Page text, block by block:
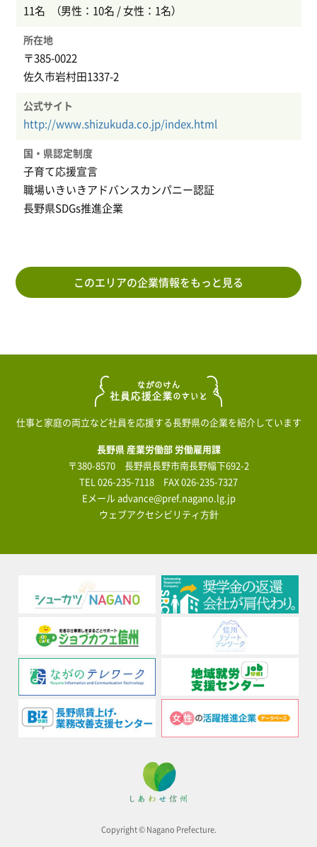
11名 （男性：10名 / 女性：1名）
所在地
〒385-0022
佐久市岩村田1337-2
公式サイト
http://www.shizukuda.co.jp/index.html
国・県認定制度
子育て応援宣言
職場いきいきアドバンスカンパニー認証
長野県SDGs推進企業
このエリアの企業情報をもっと見る
仕事と家庭の両立など社員を応援する長野県の企業を紹介しています
長野県 産業労働部 労働雇用課
〒380-8570 長野県長野市南長野幅下692-2
TEL026-235-7118 FAX 026-235-7327
Eメールadvance@pref.nagano.lg.jp
ウェブアクセシビリティ方針
Copyright © Nagano Prefecture.